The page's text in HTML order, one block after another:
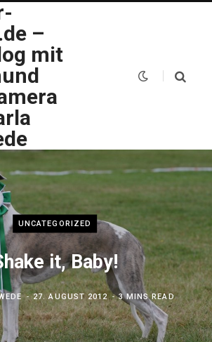
–
mit
UNCATEGORIZED
it, Baby!
27. AUGUST 2012 3 MINS READ